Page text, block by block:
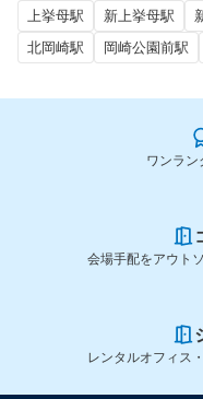
上挙母駅 新上挙母駅
北岡崎駅
岡崎公園前駅
ワンラ
会場手配をアウト
レンタルオフィス